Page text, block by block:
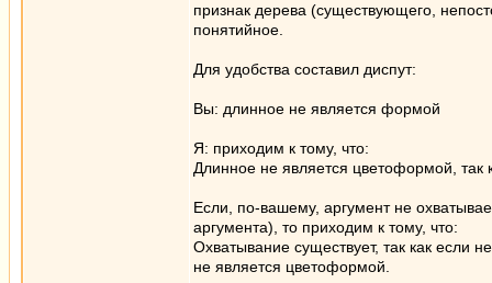
признак дерева (существующего,
понятийное.
Для удобства составил диспут:
Вы: длинное не является формой
Я: приходим к тому, что:
Длинное не является цветоформой,
Если, по-вашему, аргумент не
аргумента), то приходим к тому, что:
Охватывание существует, так как если
не является цветоформой.